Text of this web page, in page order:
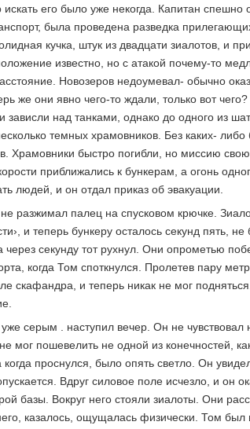
его было уже некогда. Капитан
была проведена разведка
кучка, штук из двадцати зиалотов, и
известно, но с атакой почему-то
Новозеров недоумевал- обычно
же они явно чего-то ждали, только вот
зависли над танками, однако до одного из
темных храмовников. Без каких-
Храмовники быстро погибли, но миссию
приближались к бункерам, а огонь
людей, и он отдал приказ об эвакуации.
разжимал палец на спусковом крючке.
и теперь бункеру осталось секунд пять,
через секунду тот рухнул. Они опрометью
когда Том споткнулся. Пролетев пару
скафандра, и теперь никак не мог
серым . наступил вечер. Он не
мог пошевелить не одной из конечностей,
проснулся, было опять светло. Он
Вдруг силовое поле исчезло, и
базы. Вокруг него стояли зиалоты. Они
казалось, ощущалась физически. Том был